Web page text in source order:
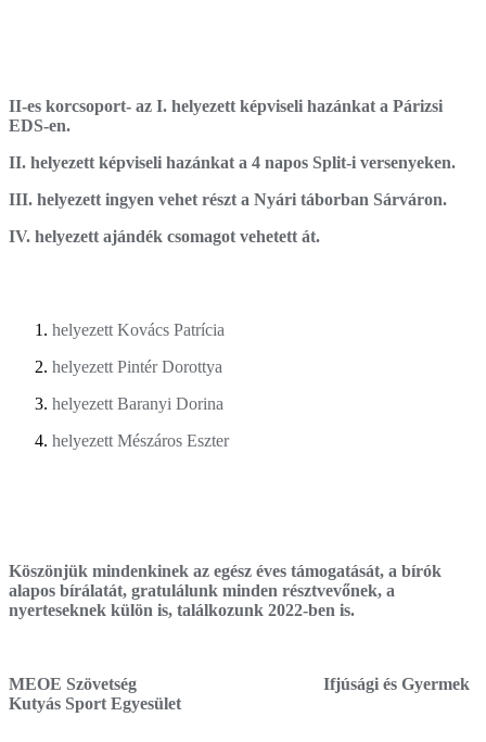
II-es korcsoport- az I. helyezett képviseli hazánkat a Párizsi
EDS-en.
II. helyezett képviseli hazánkat a 4 napos Split-i versenyeken.
III. helyezett ingyen vehet részt a Nyári táborban Sárváron.
IV. helyezett ajándék csomagot vehetett át.
helyezett Kovács Patrícia
helyezett Pintér Dorottya
helyezett Baranyi Dorina
helyezett Mészáros Eszter
Köszönjük mindenkinek az egész éves támogatását, a bírók
alapos bírálatát, gratulálunk minden résztvevőnek, a
nyerteseknek külön is, találkozunk 2022-ben is.
MEOE Szövetség Ifjúsági és Gyermek
Kutyás Sport Egyesület